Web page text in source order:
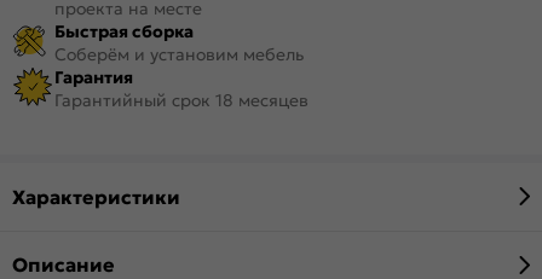
проекта на месте
Быстрая сборка
Соберём и установим мебель
Гарантия
Гарантийный срок 18 месяцев
Характеристики
Описание